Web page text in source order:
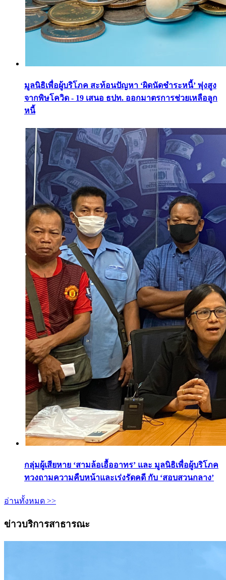
มูลนิธิเพื่อผู้บริโภค สะท้อนปัญหา ‘ผิดนัดชำระหนี้’ พุ่งสูง
จากพิษโควิด - 19 เสนอ ธปท. ออกมาตรการช่วยเหลือลูก
หนี้
กลุ่มผู้เสียหาย ‘สามล้อเอื้ออาทร’ และ มูลนิธิเพื่อผู้บริโภค
ทวงถามความคืบหน้าและเร่งรัดคดี กับ ‘สอบสวนกลาง’
อ่านทั้งหมด >>
ข่าวบริการสาธารณะ